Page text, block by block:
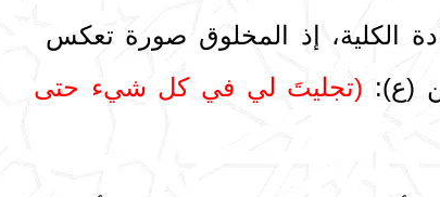
الكلية، إذ المخلوق صورة تعكس
(ع): (تجليتَ لي في كل شيء حتى